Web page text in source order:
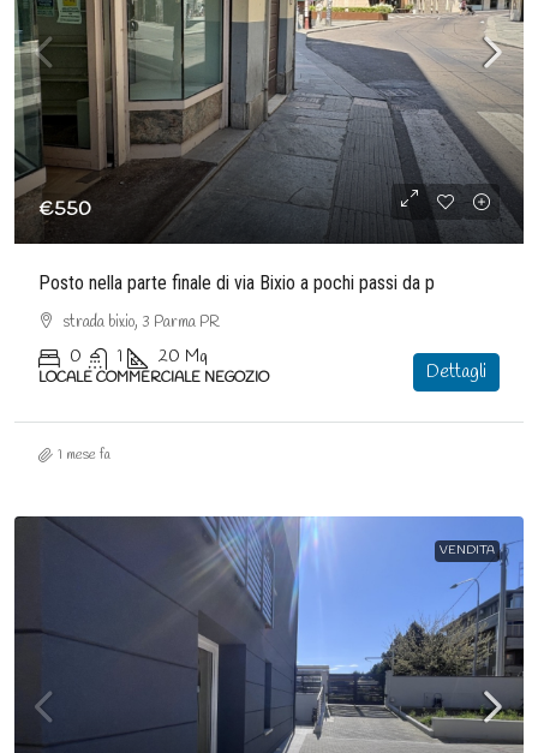
€550
Posto nella parte finale di via Bixio a pochi passi da p
strada bixio, 3 Parma PR
0 1 20 Mq
LOCALE COMMERCIALE NEGOZIO Dettagli
1 mese fa
VENDITA